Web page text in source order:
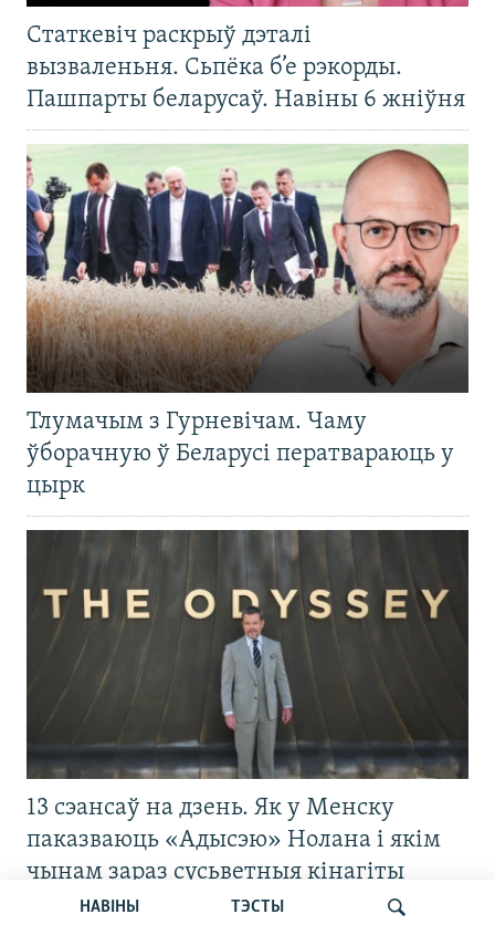
НАВІНЫ ТЭСТЫ
Статкевіч раскрыў дэталі
вызваленьня. Сьпёка б’е рэкорды.
Пашпарты беларусаў. Навіны 6 жніўня
Тлумачым з Гурневічам. Чаму
ўборачную ў Беларусі ператвараюць у
цырк
13 сэансаў на дзень. Як у Менску
паказваюць «Адысэю» Нолана і якім
чынам зараз сусьветныя кінагіты
трапляюць у Беларусь